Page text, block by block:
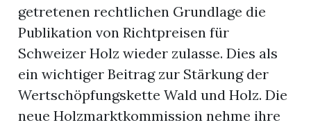
getretenen rechtlichen Grundlage die
Publikation von Richtpreisen für
Schweizer Holz wieder zulasse. Dies als
ein wichtiger Beitrag zur Stärkung der
Wertschöpfungskette Wald und Holz. Die
neue Holzmarktkommission nehme ihre